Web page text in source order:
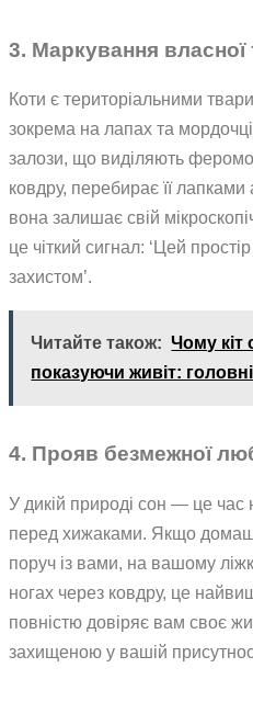
3. Маркування власної
Коти є територіальними
зокрема на лапах та
залози, що виділяють
ковдру, перебирає її
вона залишає свій
це чіткий сигнал: ‘Цей
захистом’.
Читайте також: Чому кіт
показуючи живіт:
4. Прояв безмежної
У дикій природі сон — це час
перед хижаками. Якщо
поруч із вами, на вашому
ногах через ковдру, це
повністю довіряє вам своє
захищеною у вашій